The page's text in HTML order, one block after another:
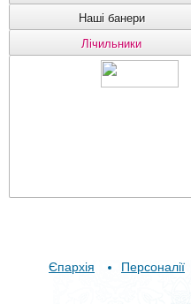
Наші банери
Лічильники
Єпархія Персоналії